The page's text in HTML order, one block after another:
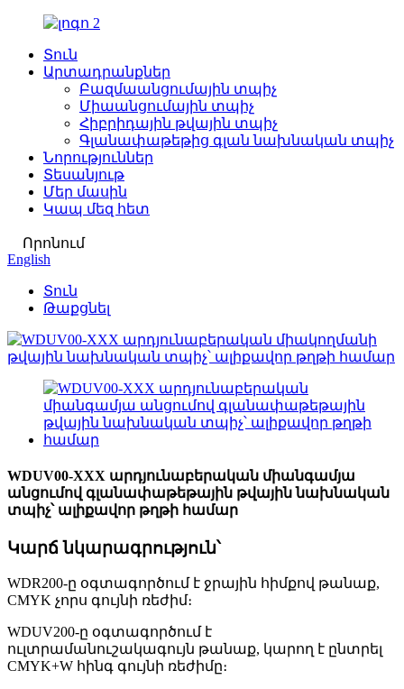
Տուն
Արտադրանքներ
Բազմաանցումային տպիչ
Միաանցումային տպիչ
Հիբրիդային թվային տպիչ
Գլանափաթեթից գլան նախնական տպիչ
Նորություններ
Տեսանյութ
Մեր մասին
Կապ մեզ հետ
Որոնում
English
Տուն
Թաքցնել
WDUV00-XXX արդյունաբերական միանգամյա
անցումով գլանափաթեթային թվային նախնական
տպիչ՝ ալիքավոր թղթի համար
Կարճ նկարագրություն՝
WDR200-ը օգտագործում է ջրային հիմքով թանաք,
CMYK չորս գույնի ռեժիմ։
WDUV200-ը օգտագործում է
ուլտրամանուշակագույն թանաք, կարող է ընտրել
CMYK+W հինգ գույնի ռեժիմը։